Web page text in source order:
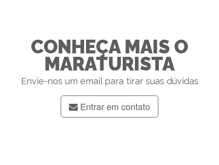
CONHEÇA MAIS O
MARATURISTA
Envie-nos um email para tirar suas dúvidas
Entrar em contato